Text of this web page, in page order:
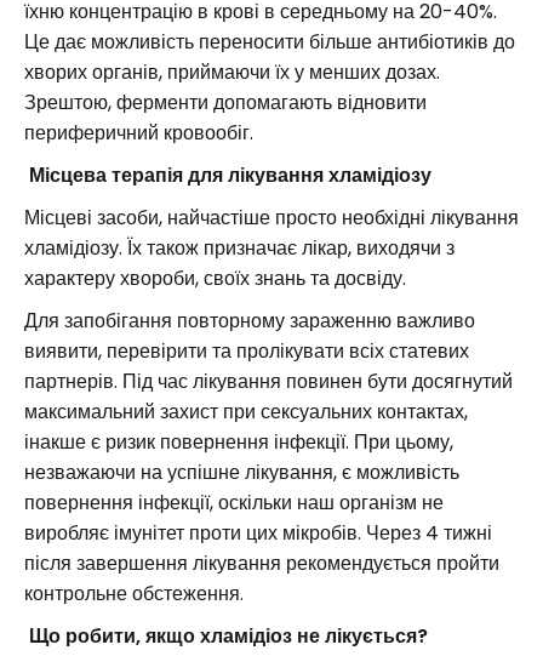
їхню концентрацію в крові в середньому на 20-40%.
Це дає можливість переносити більше антибіотиків до
хворих органів, приймаючи їх у менших дозах.
Зрештою, ферменти допомагають відновити
периферичний кровообіг.
Місцева терапія для лікування хламідіозу
Місцеві засоби, найчастіше просто необхідні лікування
хламідіозу. Їх також призначає лікар, виходячи з
характеру хвороби, своїх знань та досвіду.
Для запобігання повторному зараженню важливо
виявити, перевірити та пролікувати всіх статевих
партнерів. Під час лікування повинен бути досягнутий
максимальний захист при сексуальних контактах,
інакше є ризик повернення інфекції. При цьому,
незважаючи на успішне лікування, є можливість
повернення інфекції, оскільки наш організм не
виробляє імунітет проти цих мікробів. Через 4 тижні
після завершення лікування рекомендується пройти
контрольне обстеження.
Що робити, якщо хламідіоз не лікується?